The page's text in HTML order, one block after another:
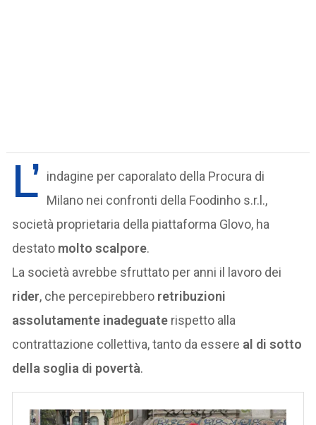
L’ indagine per caporalato della Procura di
Milano nei confronti della Foodinho s.r.l.,
società proprietaria della piattaforma Glovo, ha
destato molto scalpore.
La società avrebbe sfruttato per anni il lavoro dei
rider, che percepirebbero retribuzioni
assolutamente inadeguate rispetto alla
contrattazione collettiva, tanto da essere al di sotto
della soglia di povertà.